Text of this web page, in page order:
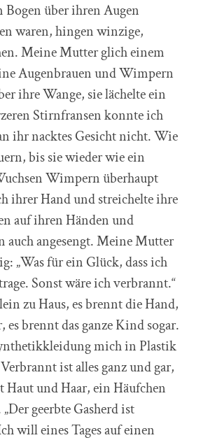
über ihren Augen
waren, hingen winzige,
Meine Mutter glich einem
Augenbrauen und Wimpern
ihre Wange, sie lächelte ein
Stirnfransen konnte ich
ihr nacktes Gesicht nicht. Wie
bis sie wieder wie ein
Wimpern überhaupt
ihrer Hand und streichelte ihre
auf ihren Händen und
auch angesengt. Meine Mutter
„Was für ein Glück, dass ich
Sonst wäre ich verbrannt.“
zu Haus, es brennt die Hand,
es brennt das ganze Kind sogar.
mich in Plastik
ist alles ganz und gar,
Haut und Haar, ein Häufchen
geerbte Gasherd ist
will eines Tages auf einen